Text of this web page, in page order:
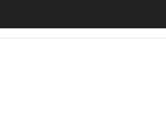
working e Windows 11 le